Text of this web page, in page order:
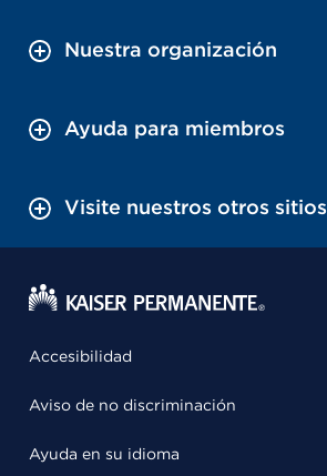
Nuestra organización
Ayuda para miembros
Visite nuestros otros sitios
Accesibilidad
Aviso de no discriminación
Ayuda en su idioma